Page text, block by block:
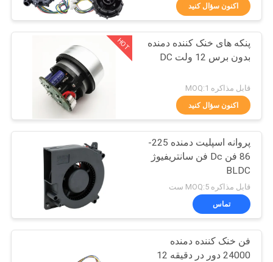
کنترل
کیفیت
تماس
اخبار
همه
موارد
درایور موتور 3 فاز
BLDC
24
پمپ آب خودرو
126
اکنون سؤال کنید
HOT
پنکه های خنک کننده دمنده
بدون برس 12 ولت DC
قابل مذاکره MOQ:1
اکنون سؤال کنید
پروانه اسپلیت دمنده 225-
86 فن Dc فن سانتریفیوژ
BLDC
قابل مذاکره MOQ:5 ست
تماس
فن خنک کننده دمنده
24000 دور در دقیقه 12